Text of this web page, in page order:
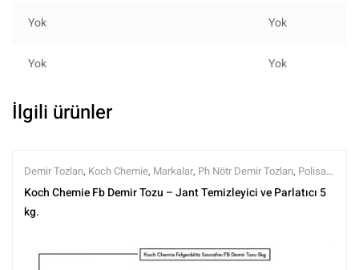
Yok Yok
Yok Yok
İlgili ürünler
Demir Tozları, Koch Chemie, Markalar, Ph Nötr Demir Tozları, Polisaj
ve Parlatma,Tüm Ürünler,Tüm Ürünler,Yüzey Temizleyici ve
Arındırıcılar
Koch Chemie Fb Demir Tozu – Jant Temizleyici ve Parlatıcı 5
kg.